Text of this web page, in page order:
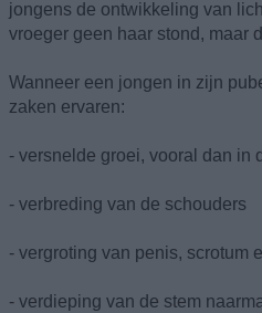
jongens de ontwikkeling van
vroeger geen haar stond, maar
Wanneer een jongen in zijn
zaken ervaren:
- versnelde groei, vooral dan in
- verbreding van de schouders
- vergroting van penis, scrotum
- verdieping van de stem